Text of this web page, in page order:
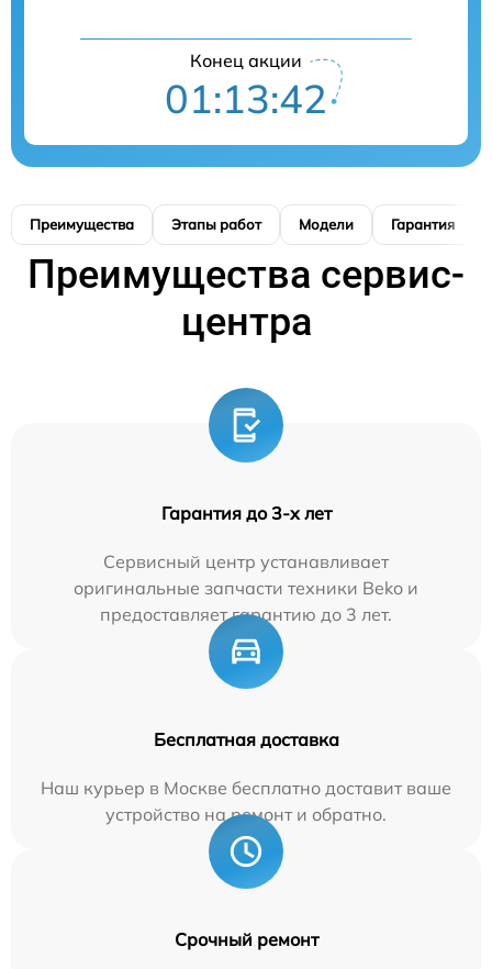
Конец акции
01:13:41
Преимущества Этапы работ Модели Гарантия
Преимущества сервис-
центра
Гарантия до 3-х лет
Сервисный центр устанавливает
оригинальные запчасти техники Beko и
предоставляет гарантию до 3 лет.
Бесплатная доставка
Наш курьер в Москве бесплатно доставит ваше
устройство на ремонт и обратно.
Срочный ремонт